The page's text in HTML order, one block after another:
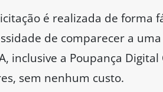
é realizada de forma
de comparecer a
inclusive a Poupança
sem nenhum custo.